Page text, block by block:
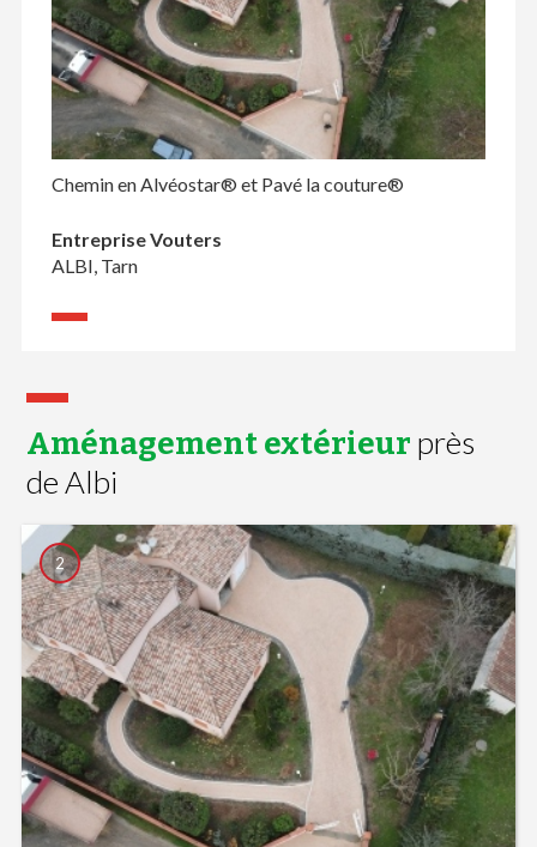
Chemin en Alvéostar® et Pavé la couture®
Entreprise Vouters
ALBI, Tarn
Aménagement extérieur près
de Albi
2